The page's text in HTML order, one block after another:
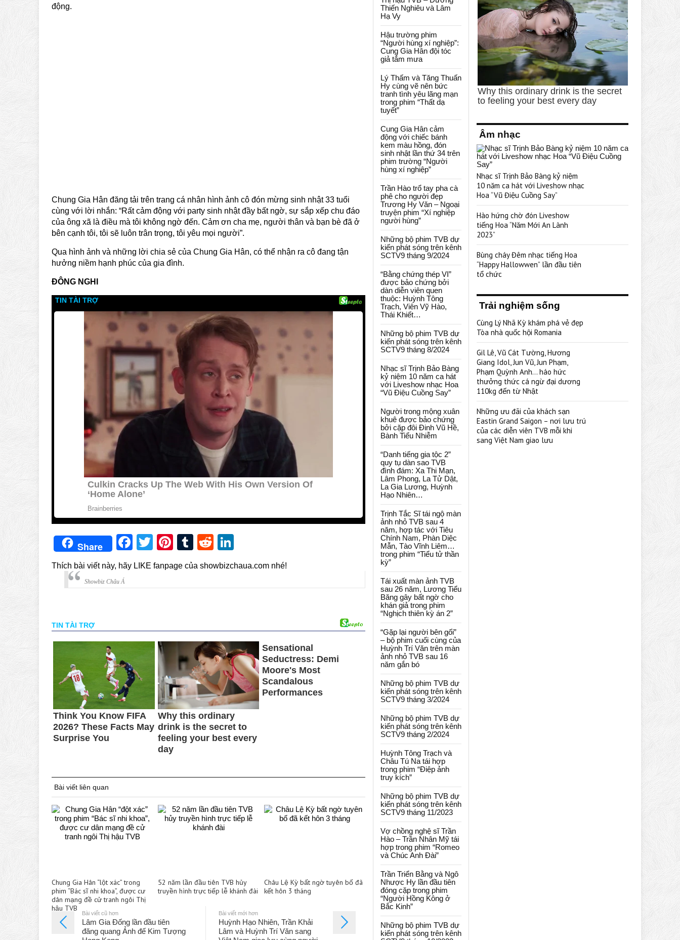
động.
Chung Gia Hân đăng tải trên trang cá nhân hình ảnh cô đón mừng sinh nhật 33 tuổi
cùng với lời nhắn: “Rất cảm động với party sinh nhật đầy bất ngờ, sự sắp xếp chu đáo
của ông xã là điều mà tôi không ngờ đến. Cảm ơn cha mẹ, người thân và bạn bè đã ở
bên cạnh tôi, tôi sẽ luôn trân trọng, tôi yêu mọi người”.
Qua hình ảnh và những lời chia sẻ của Chung Gia Hân, có thể nhận ra cô đang tận
hưởng niềm hạnh phúc của gia đình.
ĐÔNG NGHI
Share Facebook
TwitterPinterest
TumblrReddit
Thích bài viết này, hãy LIKE fanpage của showbizchaua.com nhé!
Showbiz Châu Á
Bài viết liên quan
Chung Gia Hân “lột xác” trong
phim “Bác sĩ nhi khoa”, được cư
dân mạng đề cử tranh ngôi Thị
hậu TVB
52 năm lần đầu tiên TVB hủy
truyền hình trực tiếp lễ khánh đài
Châu Lệ Kỳ bất ngờ tuyên bố đã
kết hôn 3 tháng
Bài viết cũ hơn
Lâm Gia Đống lần đầu tiên
đăng quang Ảnh đế Kim Tượng
Bài viết mới hơn
Huỳnh Hạo Nhiên, Trần Khải
Lâm và Huỳnh Trí Văn sang
Thiến Nghiêu và Lâm
Hạ Vy
Hậu trường phim
“Người hùng xí nghiệp”:
Cung Gia Hân đội tóc
giả tắm mưa
Lý Thấm và Tăng Thuấn
Hy cùng vẽ nên bức
tranh tình yêu lãng mạn
trong phim “Thất dạ
tuyết”
Cung Gia Hân cảm
động với chiếc bánh
kem màu hồng, đón
sinh nhật lần thứ 34 trên
phim trường “Người
hùng xí nghiệp”
Trần Hào trổ tay pha cà
phê cho người đẹp
Trương Hy Văn – Ngoại
truyện phim “Xí nghiệp
người hùng”
Những bộ phim TVB dự
kiến phát sóng trên kênh
SCTV9 tháng 9/2024
“Bằng chứng thép VI”
được bảo chứng bởi
dàn diễn viên quen
thuộc: Huỳnh Tông
Trạch, Viên Vỹ Hào,
Thái Khiết…
Những bộ phim TVB dự
kiến phát sóng trên kênh
SCTV9 tháng 8/2024
Nhạc sĩ Trịnh Bảo Bàng
kỷ niệm 10 năm ca hát
với Liveshow nhạc Hoa
“Vũ Điệu Cuồng Say”
Người trong mộng xuân
khuê được bảo chứng
bởi cặp đôi Đinh Vũ Hề,
Bành Tiểu Nhiễm
“Danh tiếng gia tộc 2”
quy tụ dàn sao TVB
đình đám: Xa Thi Mạn,
Lâm Phong, La Tử Dật,
La Gia Lương, Huỳnh
Hạo Nhiên…
Trịnh Tắc Sĩ tái ngộ màn
ảnh nhỏ TVB sau 4
năm, hợp tác với Tiêu
Chính Nam, Phàn Diệc
Mẫn, Tào Vĩnh Liêm…
trong phim “Tiểu tử thần
kỳ”
Tái xuất màn ảnh TVB
sau 26 năm, Lương Tiểu
Băng gây bất ngờ cho
khán giả trong phim
“Nghịch thiên kỳ án 2”
“Gặp lại người bên gối”
– bộ phim cuối cùng của
Huỳnh Trí Văn trên màn
ảnh nhỏ TVB sau 16
năm gắn bó
Những bộ phim TVB dự
kiến phát sóng trên kênh
SCTV9 tháng 3/2024
Những bộ phim TVB dự
kiến phát sóng trên kênh
SCTV9 tháng 2/2024
Huỳnh Tông Trạch và
Châu Tú Na tái hợp
trong phim “Điệp ảnh
truy kích”
Những bộ phim TVB dự
kiến phát sóng trên kênh
SCTV9 tháng 11/2023
Vợ chồng nghệ sĩ Trần
Hào – Trần Nhân Mỹ tái
hợp trong phim “Romeo
và Chúc Anh Đài”
Trần Triển Bằng và Ngô
Nhược Hy lần đầu tiên
đóng cặp trong phim
“Người Hồng Kông ở
Bắc Kinh”
Những bộ phim TVB dự
kiến phát sóng trên kênh
Âm nhạc
Nhạc sĩ Trịnh Bảo Bàng kỷ niệm
10 năm ca hát với Liveshow nhạc
Hoa “Vũ Điệu Cuồng Say”
Hào hứng chờ đón Liveshow
tiếng Hoa “Năm Mới An Lành
2023”
Bùng cháy Đêm nhạc tiếng Hoa
“Happy Hallowwen” lần đầu tiên
tổ chức
Trải nghiệm sống
Cùng Lý Nhã Kỳ khám phá vẻ đẹp
Tòa nhà quốc hội Romania
Gil Lê, Vũ Cát Tường, Hương
Giang Idol, Jun Vũ, Jun Phạm,
Phạm Quỳnh Anh… háo hức
thưởng thức cá ngừ đại dương
110kg đến từ Nhật
Những ưu đãi của khách sạn
Eastin Grand Saigon – nơi lưu trú
của các diễn viên TVB mỗi khi
sang Việt Nam giao lưu